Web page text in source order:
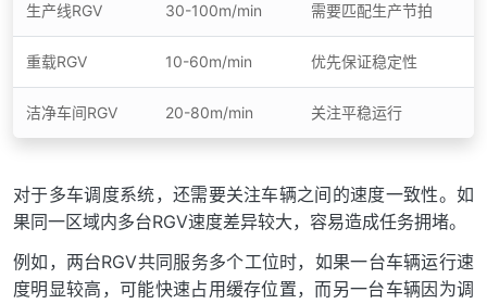
生产线RGV 30-100m/min 需要匹配生产节拍
重载RGV 10-60m/min 优先保证稳定性
洁净车间RGV 20-80m/min 关注平稳运行
对于多车调度系统，还需要关注车辆之间的速度一致性。如
果同一区域内多台RGV速度差异较大，容易造成任务拥堵。
例如，两台RGV共同服务多个工位时，如果一台车辆运行速
度明显较高，可能快速占用缓存位置，而另一台车辆因为调